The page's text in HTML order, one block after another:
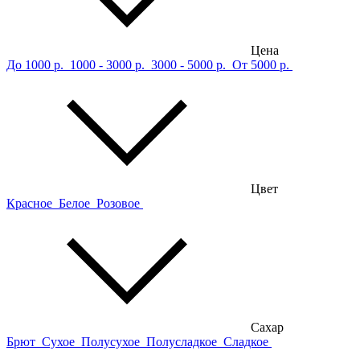
Цена
До 1000 р. 1000 - 3000 р. 3000 - 5000 р. От 5000 р.
Цвет
Красное Белое Розовое
Сахар
Брют Сухое Полусухое Полусладкое Сладкое